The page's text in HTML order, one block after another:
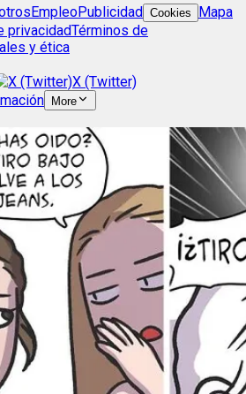
EmpleoPublicidad Cookies
Mapa
privacidadTérminos de
y ética
X (Twitter)
More